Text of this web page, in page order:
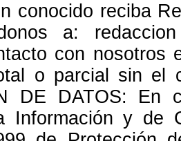
conocido reciba
a:
con nosotros
o parcial sin el
DE DATOS:
Información y de